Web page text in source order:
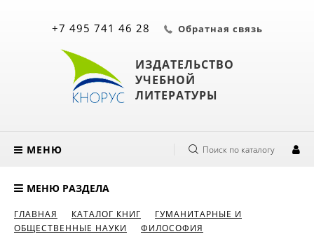
ИЗДАТЕЛЬСТВО
УЧЕБНОЙ
ЛИТЕРАТУРЫ
+7 495 741 46 28 Обратная связь
МЕНЮ Поиск по каталогу
МЕНЮ РАЗДЕЛА
ГЛАВНАЯ КАТАЛОГ КНИГ
ГУМАНИТАРНЫЕ И
ОБЩЕСТВЕННЫЕ НАУКИ
ФИЛОСОФИЯ